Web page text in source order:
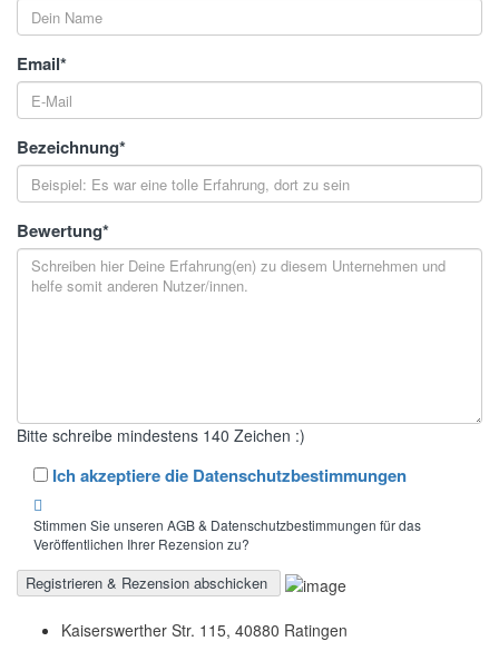
Email*
Bezeichnung*
Bewertung*
Bitte schreibe mindestens 140 Zeichen :)
Ich akzeptiere die Datenschutzbestimmungen
Stimmen Sie unseren AGB & Datenschutzbestimmungen für das
Veröffentlichen Ihrer Rezension zu?
Kaiserswerther Str. 115, 40880 Ratingen